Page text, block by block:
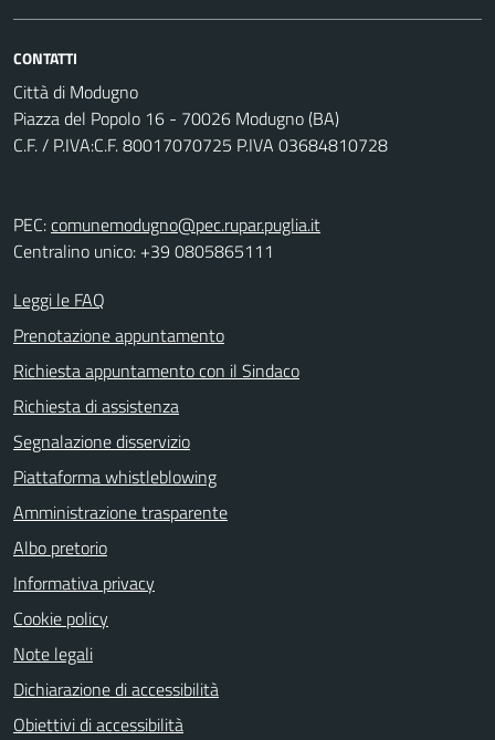
CONTATTI
Città di Modugno
Piazza del Popolo 16 - 70026 Modugno (BA)
C.F. / P.IVA:C.F. 80017070725 P.IVA 03684810728
PEC:comunemodugno@pec.rupar.puglia.it
Centralino unico: +39 0805865111
Leggi le FAQ
Prenotazione appuntamento
Richiesta appuntamento con il Sindaco
Richiesta di assistenza
Segnalazione disservizio
Piattaforma whistleblowing
Amministrazione trasparente
Albo pretorio
Informativa privacy
Cookie policy
Note legali
Dichiarazione di accessibilità
Obiettivi di accessibilità